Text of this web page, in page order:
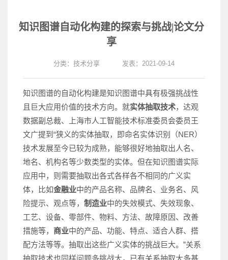
知识图谱自动化构建的探索与挑战|论文分
享
分类： 技术分享 发表：2021-09-14
知识图谱的自动化构建是知识图谱中具有极强挑战性
且巨大应用价值的技术方向。就实体抽取技术，达观
数据副总裁、上海市人工智能技术标准委员会委员王
文广提到“狭义的实体抽取，即命名实体识别（NER）
技术发展至今已较为成熟，能够很好地抽取出人名、
地名、机构名等少数类型的实体。但在知识图谱实际
应用中，则需要抽取出各式各样各不相同的广义实
体，比如金融业中的产品名称、品牌名、业务名、风
险提示、观点等， 制造业中的失效模式、失效现象、
工艺、设备、零部件、物料、方法、故障原因、改善
措施等， 商业中的产品、功能、特点、适合人群、搭
配方法等等。抽取出这些广义实体的挑战巨大。”关系
抽取技术也同样问题多挑战大，已有关系抽取大多基